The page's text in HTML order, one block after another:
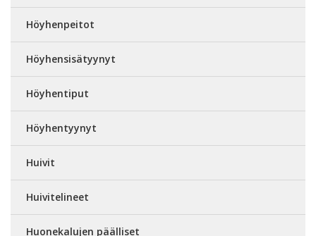
Höyhenpeitot
Höyhensisätyynyt
Höyhentiput
Höyhentyynyt
Huivit
Huivitelineet
Huonekalujen päälliset